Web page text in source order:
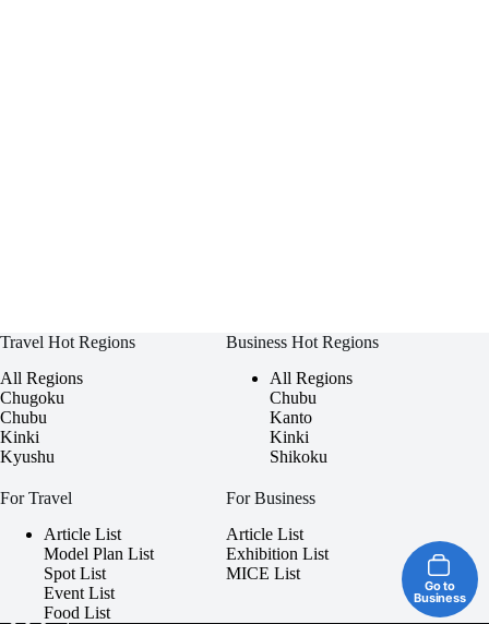
Go to
Business
Travel Hot Regions
All Regions
Chugoku
Chubu
Kinki
Kyushu
Business Hot Regions
All Regions
Chubu
Kanto
Kinki
Shikoku
For Travel
Article List
Model Plan List
Spot List
Event List
Food List
For Business
Article List
Exhibition List
MICE List